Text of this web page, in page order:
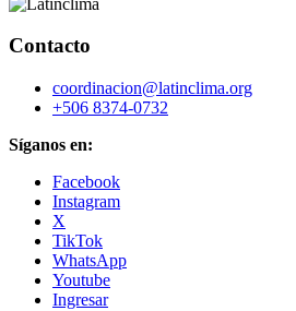
Contacto
coordinacion@latinclima.org
+506 8374-0732
Síganos en:
Facebook
Instagram
X
TikTok
WhatsApp
Youtube
Ingresar